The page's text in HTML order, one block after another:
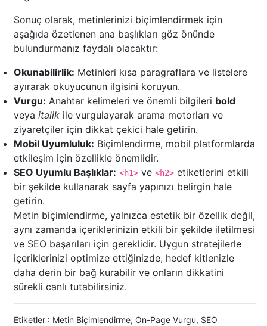
Sonuç olarak, metinlerinizi biçimlendirmek için
aşağıda özetlenen ana başlıkları göz önünde
bulundurmanız faydalı olacaktır:
Okunabilirlik: Metinleri kısa paragraflara ve listelere
ayırarak okuyucunun ilgisini koruyun.
Vurgu: Anahtar kelimeleri ve önemli bilgileri bold
veya italik ile vurgulayarak arama motorları ve
ziyaretçiler için dikkat çekici hale getirin.
Mobil Uyumluluk: Biçimlendirme, mobil platformlarda
etkileşim için özellikle önemlidir.
SEO Uyumlu Başlıklar: <h1> ve <h2> etiketlerini etkili
bir şekilde kullanarak sayfa yapınızı belirgin hale
getirin.
Metin biçimlendirme, yalnızca estetik bir özellik değil,
aynı zamanda içeriklerinizin etkili bir şekilde iletilmesi
ve SEO başarıları için gereklidir. Uygun stratejilerle
içeriklerinizi optimize ettiğinizde, hedef kitlenizle
daha derin bir bağ kurabilir ve onların dikkatini
sürekli canlı tutabilirsiniz.
Etiketler : Metin Biçimlendirme, On-Page Vurgu, SEO